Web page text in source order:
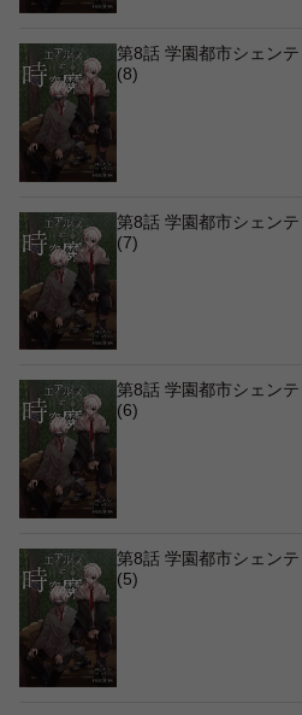
第8話 学園都市シェン
(8)
第8話 学園都市シェン
(7)
第8話 学園都市シェン
(6)
第8話 学園都市シェン
(5)